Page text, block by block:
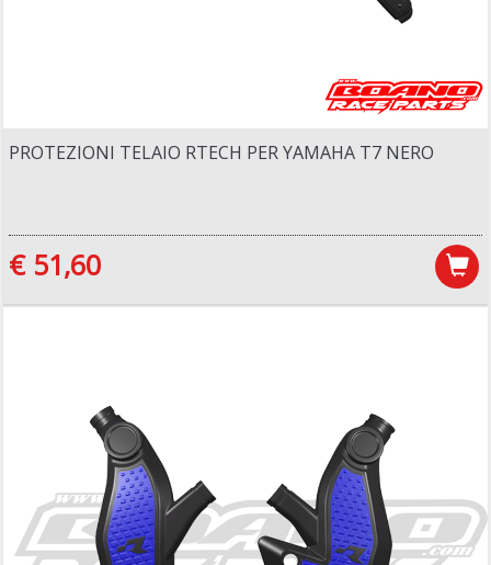
PROTEZIONI TELAIO RTECH PER YAMAHA T7 NERO
€ 51,60